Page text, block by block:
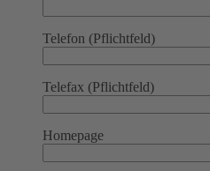
Telefon (Pflichtfeld)
Telefax (Pflichtfeld)
Homepage